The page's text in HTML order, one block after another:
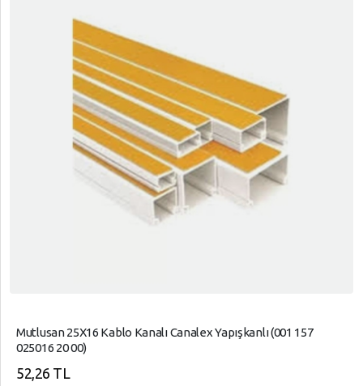
Mutlusan 25X16 Kablo Kanalı Canalex Yapışkanlı (001 157
025016 20 00)
52,26 TL